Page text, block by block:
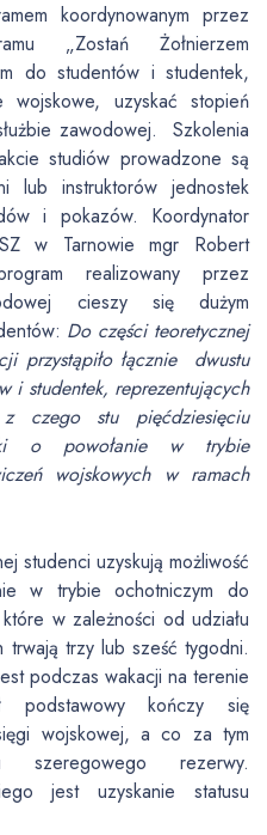
koordynowanym przez
„Zostań Żołnierzem
do studentów i studentek,
uzyskać stopień
zawodowej. Szkolenia
studiów prowadzone są
lub instruktorów jednostek
i pokazów. Koordynator
w Tarnowie mgr Robert
realizowany przez
cieszy się dużym
Do części teoretycznej
przystąpiło łącznie dwustu
i studentek, reprezentujących
z czego stu pięćdziesięciu
o powołanie w trybie
wojskowych w ramach
studenci uzyskują możliwość
w trybie ochotniczym do
w zależności od udziału
trwają trzy lub sześć tygodni.
podczas wakacji na terenie
podstawowy kończy się
wojskowej, a co za tym
szeregowego rezerwy.
jest uzyskanie statusu